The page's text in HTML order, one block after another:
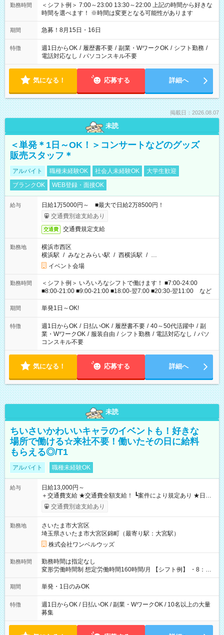
勤務時間
＜シフト例＞ 7:00～23:00 13:30～22:00 上記の時間から好きな
時間を選べます！ ※時間は変更となる可能性があります
期間 急募！8月15日・16日
特徴 週1日からOK / 履歴書不要 / 副業・WワークOK / シフト勤務 /
電話対応なし / パソコンスキル不要
気になる！ 応募する 詳細へ
掲載日：2026.08.07
未読
＜単発＊1日～OK！＞コンサートなどのグッズ
販売スタッフ＊
アルバイト 職種未経験OK 社会人未経験OK
大学生歓迎
ブランクOK
WEB登録・面接OK
給与
日給1万5000円～ ■最大で日給2万8500円！
交通費別途支給あり
交通費 交通費規定支給
勤務地
横浜市西区
横浜駅 / みなとみらい駅 / 西横浜駅 / …
イベント会場
勤務時間
＜シフト例＞ いろいろなシフトで働けます！ ■7:00-24:00
■8:00-21:00 ■9:00-21:00 ■18:00-翌7:00 ■20:30-翌11:00 など
期間 単発1日～OK!
特徴 週1日からOK / 日払いOK / 履歴書不要 / 40～50代活躍中 / 副
業・WワークOK / 服装自由 / シフト勤務 / 電話対応なし / パソ
コンスキル不要
気になる！ 応募する 詳細へ
未読
ちいさいかわいいキャラのイベントも！好きな
場所で働ける☆来社不要！働いたその日に給料
もらえる◎/T1
アルバイト 職種未経験OK
給与
日給13,000円～
＋交通費支給 ★交通費全額支給！ ┗案件により規定あり ★日払
いOK！（規定あり） ┗働いたその日に現金GET♪ お仕事後はコ
ンビニATMから 日払い分を引き落とせます！ 【試用期間】試
交通費別途支給あり
勤務地
さいたま市大宮区
埼玉県さいたま市大宮区錦町（最寄り駅：大宮駅）
株式会社ワンベルウッズ
勤務時間
勤務時間は指定なし
変形労働時間制 想定労働時間160時間/月 【シフト例】 ・8：00
～21：00
期間 単発・1日のみOK
特徴
週1日からOK / 日払いOK / 副業・WワークOK / 10名以上の大量
募集